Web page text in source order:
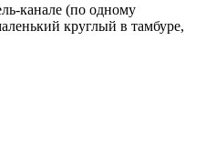
канале (по одному
круглый в тамбуре,